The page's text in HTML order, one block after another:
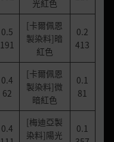
光紅色
0.5
191
[卡爾佩恩
製染料]暗
紅色
0.2
413
0.4
62
[卡爾佩恩
製染料]微
暗紅色
0.1
81
0.4
[梅迪亞製
染料]陽光
0.1